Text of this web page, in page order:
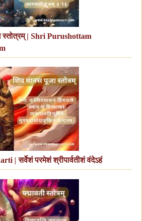
स्तोत्रम् | Shri Purushottam
| सर्वेशं परमेशं श्रीपार्वतीशं वंदेऽहं